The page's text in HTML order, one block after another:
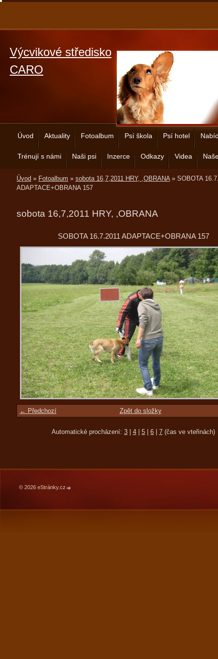
Výcvikové středisko
CARO
Úvod Aktuality Fotoalbum Psí škola Psí hotel
Trénují s námi Naši psi Inzerce Odkazy Videa
Úvod » Fotoalbum » sobota 16,7,2011 HRY, ,OBRANA» SOBOTA
ADAPTACE+OBRANA 157
sobota 16,7,2011 HRY, ,OBRANA
SOBOTA 16.7.2011 ADAPTACE+OBRANA 157
← Předchozí Zpět do složky
Automatické procházení: 3 4 5 6 7 (čas ve vteřinách)
© 2026 eStránky.cz